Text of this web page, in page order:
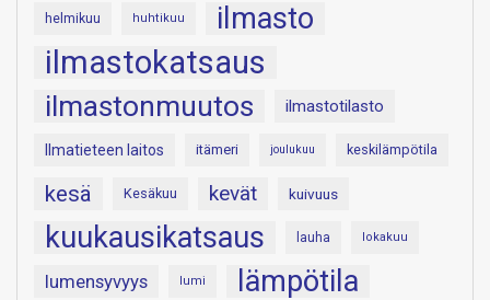
helmikuu huhtikuu ilmasto
ilmastokatsaus
ilmastonmuutos ilmastotilasto
Ilmatieteen laitos itämeri joulukuu keskilämpötila
kesä Kesäkuu kevät kuivuus
kuukausikatsaus lauha lokakuu
lumensyvyys lumi lämpötila